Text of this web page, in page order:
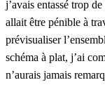
j’avais entassé trop
allait être pénible à
prévisualiser
schéma à plat, j’ai
n’aurais jamais